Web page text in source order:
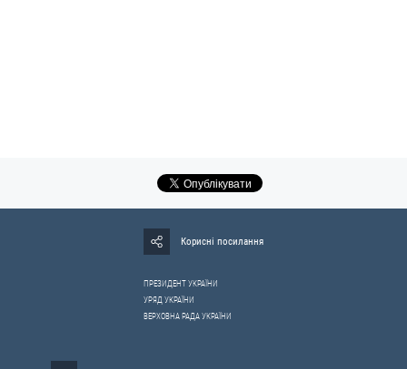
Корисні посилання
ПРЕЗИДЕНТ УКРАЇНИ
УРЯД УКРАЇНИ
ВЕРХОВНА РАДА УКРАЇНИ